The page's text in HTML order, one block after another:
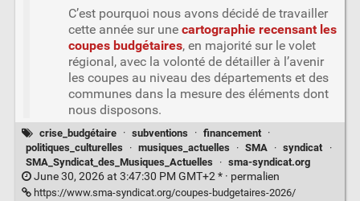
C’est pourquoi nous avons décidé de travailler
cette année sur une cartographie recensant les
coupes budgétaires, en majorité sur le volet
régional, avec la volonté de détailler à l’avenir
les coupes au niveau des départements et des
communes dans la mesure des éléments dont
nous disposons.
crise_budgétaire · subventions · financement ·
politiques_culturelles
· musiques_actuelles · SMA · syndicat
·
SMA_Syndicat_des_Musiques_Actuelles
· sma-syndicat.org
June 30, 2026 at 3:47:30 PM GMT+2 * · permalien
https://www.sma-syndicat.org/coupes-budgetaires-2026/